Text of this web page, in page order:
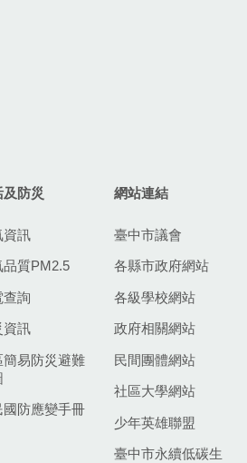
及防災
資訊
品質PM2.5
查詢
資訊
簡易防災避難
國防應變手冊
網站連結
臺中市議會
各縣市政府網站
各級學校網站
政府相關網站
民間團體網站
社區大學網站
少年英雄聯盟
臺中市永續低碳生